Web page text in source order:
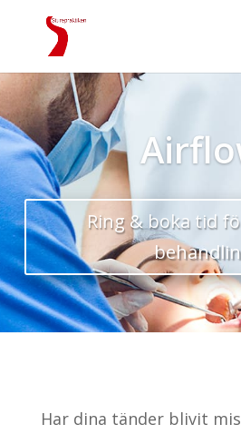
Ring & boka tid
Har dina tänder blivit